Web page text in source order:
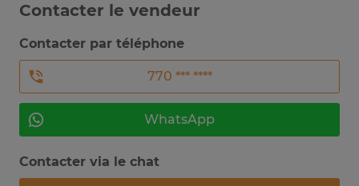
Contacter le vendeur
Contacter par téléphone
770 *** ****
WhatsApp
Contacter via le chat